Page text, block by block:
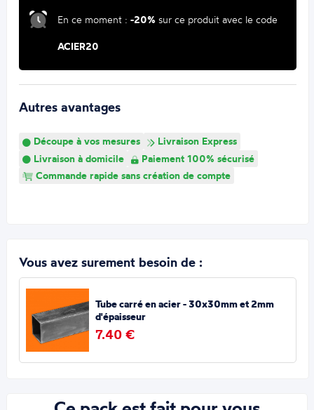
En ce moment :-20% sur ce produit avec le code
ACIER20
Autres avantages
Découpe à vos mesures
Livraison Express
Livraison à domicile
Paiement 100% sécurisé
Commande rapide sans création de compte
Vous avez surement besoin de :
Tube carré en acier - 30x30mm et 2mm
d'épaisseur
7.40 €